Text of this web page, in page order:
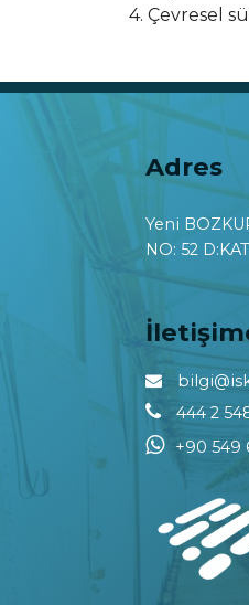
4. Çevresel
Adres
Yeni
NO: 52
444 2
+90 549